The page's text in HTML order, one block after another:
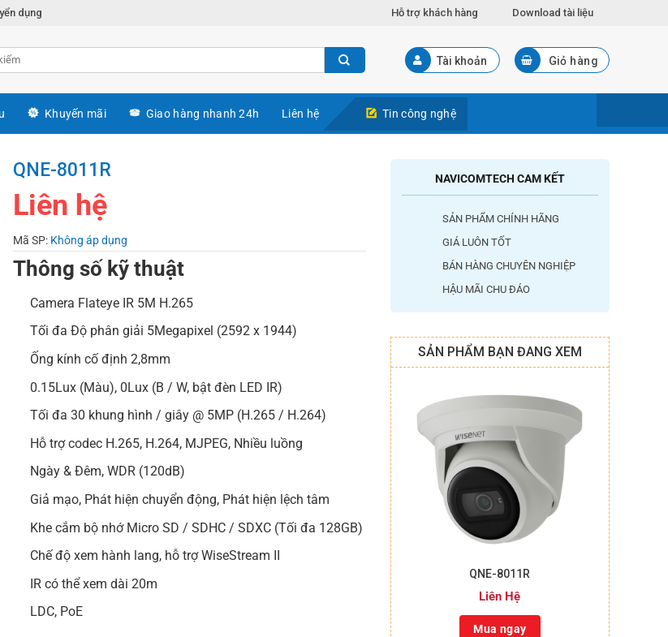
dụng Hỗ trợ khách hàng Download tài liệu
Tài khoản Giỏ hàng
Khuyến mãi Giao hàng nhanh 24h Liên hệ Tin công nghệ
NAVICOMTECH CAM KẾT
SẢN PHẨM CHÍNH HÃNG
GIÁ LUÔN TỐT
BÁN HÀNG CHUYÊN NGHIỆP
HẬU MÃI CHU ĐÁO
SẢN PHẨM BẠN ĐANG XEM
QNE-8011R
Liên Hệ
Mua ngay
QNE-8011R
Liên hệ
Mã SP: Không áp dụng
Thông số kỹ thuật
Camera Flateye IR 5M H.265
Tối đa Độ phân giải 5Megapixel (2592 x 1944)
Ống kính cố định 2,8mm
0.15Lux (Màu), 0Lux (B / W, bật đèn LED IR)
Tối đa 30 khung hình / giây @ 5MP (H.265 / H.264)
Hỗ trợ codec H.265, H.264, MJPEG, Nhiều luồng
Ngày & Đêm, WDR (120dB)
Giả mạo, Phát hiện chuyển động, Phát hiện lệch tâm
Khe cắm bộ nhớ Micro SD / SDHC / SDXC (Tối đa 128GB)
Chế độ xem hành lang, hỗ trợ WiseStream II
IR có thể xem dài 20m
LDC, PoE